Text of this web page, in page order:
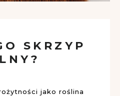
SKRZYP
jako roślina